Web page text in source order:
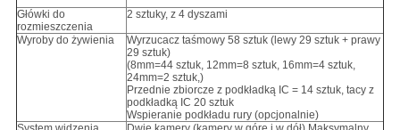
Główki do
rozmieszczenia
2 sztuky, z 4 dyszami
Wyroby do żywienia
Wyrzucacz taśmowy 58 sztuk (lewy 29 sztuk + prawy
29 sztuk)
(8mm=44 sztuk, 12mm=8 sztuk, 16mm=4 sztuk,
24mm=2 sztuk,)
Przednie zbiorcze z podkładką IC = 14 sztuk, tacy z
podkładką IC 20 sztuk
Wspieranie podkładu rury (opcjonalnie)